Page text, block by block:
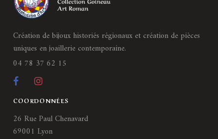
Création de bijoux historiés régionaux et création de pièces
uniques en joaillerie contemporaine.
04 78 37 62 15
COORDONNÉES
26 Rue Paul Chenavard
69001 Lyon